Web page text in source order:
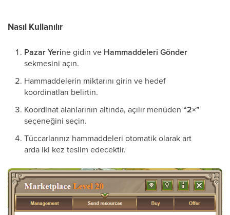
Nasıl Kullanılır
Pazar Yerine gidin ve Hammaddeleri Gönder
sekmesini açın.
Hammaddelerin miktarını girin ve hedef
koordinatları belirtin.
Koordinat alanlarının altında, açılır menüden “2×”
seçeneğini seçin.
Tüccarlarınız hammaddeleri otomatik olarak art
arda iki kez teslim edecektir.